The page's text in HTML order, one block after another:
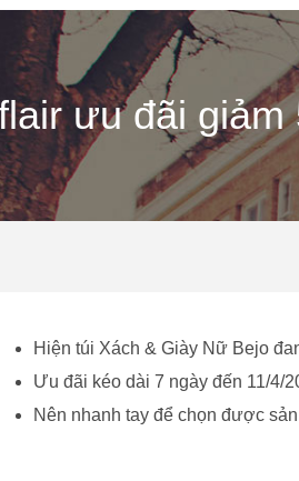
ưu đãi
Hiện túi Xách & Giày Nữ Bejo
Ưu đãi kéo dài 7 ngày đến 11/4/
Nên nhanh tay để chọn được